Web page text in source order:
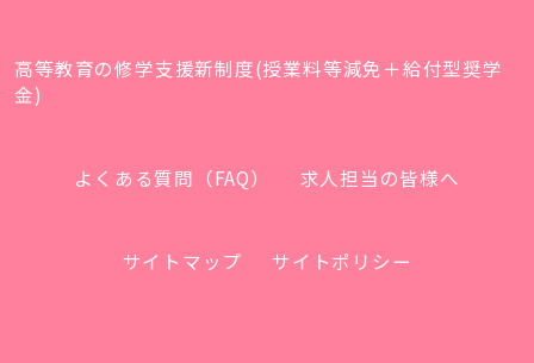
高等教育の修学支援新制度(授業料等減免＋給付型奨学
金)
よくある質問（FAQ） 求人担当の皆様へ
サイトマップ サイトポリシー